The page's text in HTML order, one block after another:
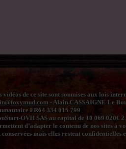
vidéos de ce site sont soumises aux lois
- Alain.CASSAIGNE Le
FR64 334 015 799
OVH SAS au capital de 10 069 020€
d’adapter le contenu de nos sites à
conservées mais elles restent